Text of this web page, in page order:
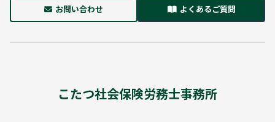
お問い合わせ よくあるご質問
こたつ社会保険労務士事務所